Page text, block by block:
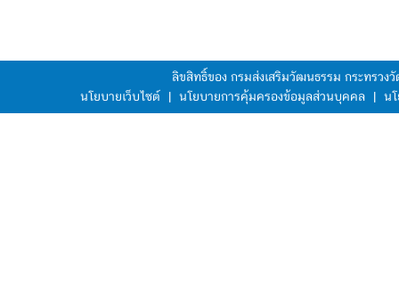
ลิขสิทธิ์ของ กรมส่งเสริมวัฒนธรรม กระทรว
นโยบายเว็บไซต์
| นโยบายการคุ้มครองข้อมูลส่วนบุคคล | น